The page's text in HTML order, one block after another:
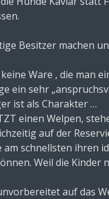
Besitzer machen
Ware , die man
ein sehr
ist als Charakter …
einen Welpen,
auf der
am schnellsten ihren
Weil die Kinder
auf das